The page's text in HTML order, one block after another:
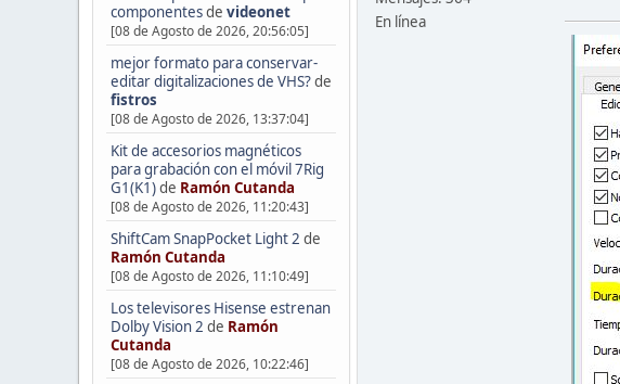
componentesde videonet
[08 de Agosto de 2026, 20:56:05]
mejor formato para conservar-
editar digitalizaciones de VHS?de
fistros
[08 de Agosto de 2026, 13:37:04]
Kit de accesorios magnéticos
para grabación con el móvil 7Rig
G1(K1)de Ramón Cutanda
[08 de Agosto de 2026, 11:20:43]
ShiftCam SnapPocket Light 2 de
Ramón Cutanda
[08 de Agosto de 2026, 11:10:49]
Los televisores Hisense estrenan
Dolby Vision 2 de Ramón
Cutanda
[08 de Agosto de 2026, 10:22:46]
En línea